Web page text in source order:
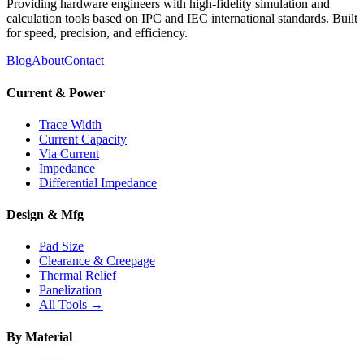
Providing hardware engineers with high-fidelity simulation and
calculation tools based on IPC and IEC international standards. Built
for speed, precision, and efficiency.
BlogAboutContact
Current & Power
Trace Width
Current Capacity
Via Current
Impedance
Differential Impedance
Design & Mfg
Pad Size
Clearance & Creepage
Thermal Relief
Panelization
All Tools →
By Material